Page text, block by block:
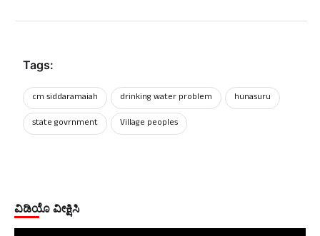
Tags:
cm siddaramaiah drinking water problem
hunasuru
state govrnment
Village peoples
ವಿಡಿಯೊ ವೀಕ್ಷಿಸಿ